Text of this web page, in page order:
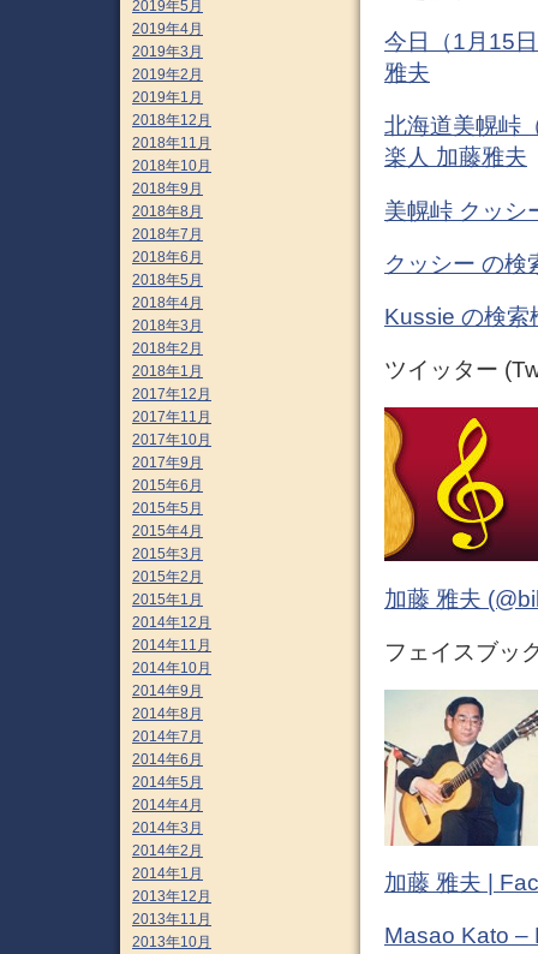
今日（1月15
雅夫
北海道美幌峠
楽人 加藤雅夫
美幌峠 クッシ
クッシー の検
Kussie の検索
ツイッター
加藤 雅夫
フェイスブッ
加藤 雅夫 |
Masao Kato –
2019年5月
2019年4月
2019年3月
2019年2月
2019年1月
2018年12月
2018年11月
2018年10月
2018年9月
2018年8月
2018年7月
2018年6月
2018年5月
2018年4月
2018年3月
2018年2月
2018年1月
2017年12月
2017年11月
2017年10月
2017年9月
2015年6月
2015年5月
2015年4月
2015年3月
2015年2月
2015年1月
2014年12月
2014年11月
2014年10月
2014年9月
2014年8月
2014年7月
2014年6月
2014年5月
2014年4月
2014年3月
2014年2月
2014年1月
2013年12月
2013年11月
2013年10月